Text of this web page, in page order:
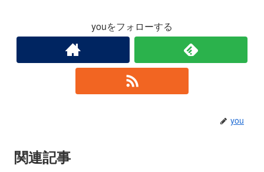
youをフォローする
you
関連記事